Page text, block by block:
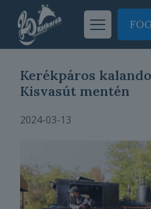
Kerékpáros
Kisvasút mentén
2024-03-13